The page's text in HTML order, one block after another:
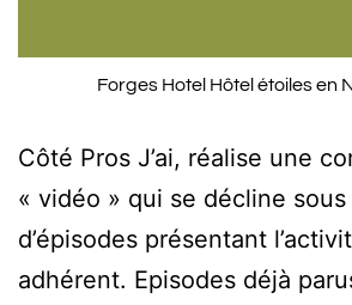
Forges Hotel Hôtel étoiles en
Côté Pros J’ai, réalise une
« vidéo » qui se décline
d’épisodes présentant
adhérent. Episodes déjà